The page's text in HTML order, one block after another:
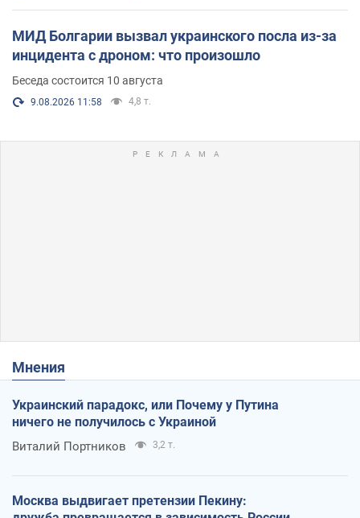
МИД Болгарии вызвал украинского посла из-за
инцидента с дроном: что произошло
Беседа состоится 10 августа
9.08.2026 11:58 4,8 т.
Мнения
Украинский парадокс, или Почему у Путина
ничего не получилось с Украиной
Виталий Портников 3,2 т.
Москва выдвигает претензии Пекину: